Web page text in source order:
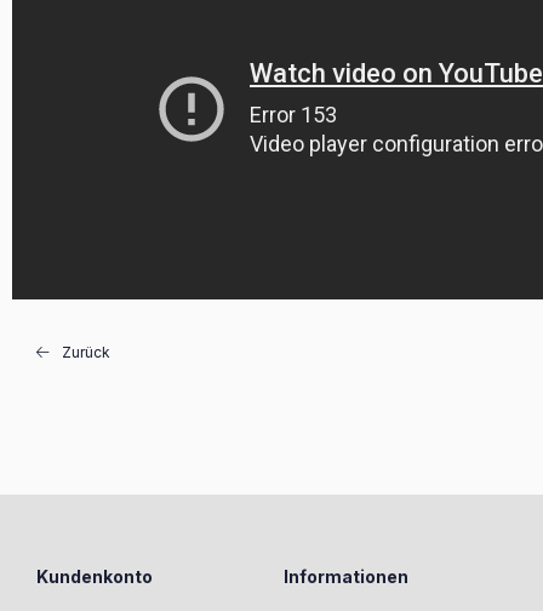
Zurück
Kundenkonto Informationen